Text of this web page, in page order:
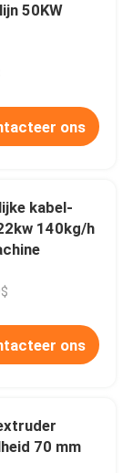
50KW
ons
kabel-
140kg/h
ons
70 mm